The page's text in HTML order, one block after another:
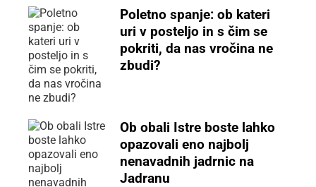
Poletno spanje: ob kateri
uri v posteljo in s čim se
pokriti, da nas vročina ne
zbudi?
Ob obali Istre boste lahko
opazovali eno najbolj
nenavadnih jadrnic na
Jadranu